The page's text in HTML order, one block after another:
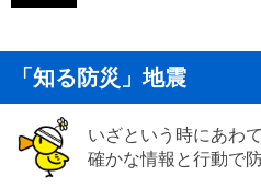
「知る防災」地震
いざという時にあわ
確かな情報と行動で